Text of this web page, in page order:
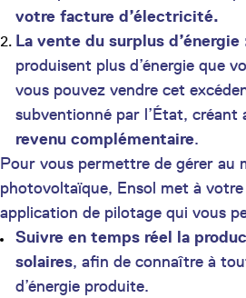
votre facture d’électricité.
La vente du surplus d’énergie
produisent plus d’énergie que
vous pouvez vendre cet
subventionné par l’État, créant
revenu complémentaire.
Pour vous permettre de gérer au
photovoltaïque, Ensol met à
application de pilotage qui vous
Suivre en temps réel la
solaires, afin de connaître à
d’énergie produite.